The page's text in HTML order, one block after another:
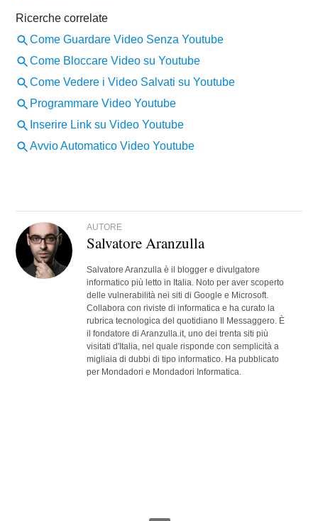
AUTORE
Salvatore Aranzulla
Salvatore Aranzulla è il blogger e divulgatore
informatico più letto in Italia. Noto per aver scoperto
delle vulnerabilità nei siti di Google e Microsoft.
Collabora con riviste di informatica e ha curato la
rubrica tecnologica del quotidiano Il Messaggero. È
il fondatore di Aranzulla.it, uno dei trenta siti più
visitati d'Italia, nel quale risponde con semplicità a
migliaia di dubbi di tipo informatico. Ha pubblicato
per Mondadori e Mondadori Informatica.